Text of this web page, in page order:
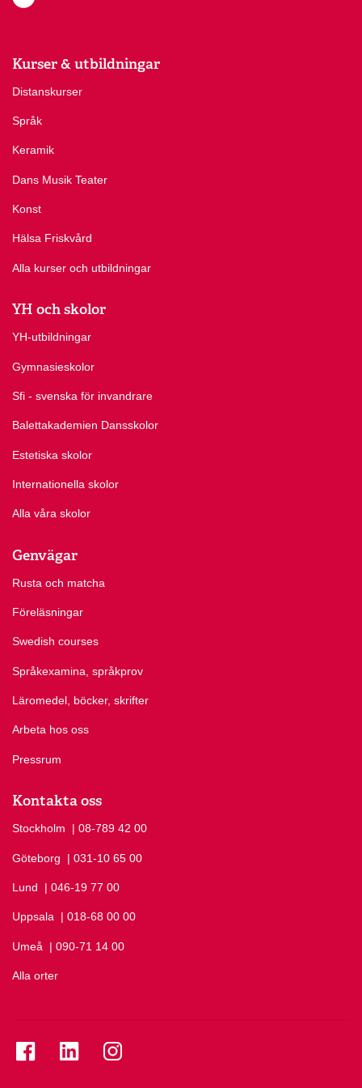
Kurser & utbildningar
Distanskurser
Språk
Keramik
Dans Musik Teater
Konst
Hälsa Friskvård
Alla kurser och utbildningar
YH och skolor
YH-utbildningar
Gymnasieskolor
Sfi - svenska för invandrare
Balettakademien Dansskolor
Estetiska skolor
Internationella skolor
Alla våra skolor
Genvägar
Rusta och matcha
Föreläsningar
Swedish courses
Språkexamina, språkprov
Läromedel, böcker, skrifter
Arbeta hos oss
Pressrum
Kontakta oss
Stockholm Ring Stockholm på
| 08-789 42 00
Göteborg Ring Göteborg på
| 031-10 65 00
Lund Ring Lund på
| 046-19 77 00
Uppsala Ring Uppsala på
| 018-68 00 00
Umeå Ring Umeå på
| 090-71 14 00
Alla orter
Se folkuniversitetet på Facebook
Se folkuniversitetet på LinkedIn